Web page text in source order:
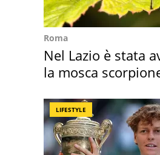
Roma
Nel Lazio è stata
la mosca
LIFESTYLE